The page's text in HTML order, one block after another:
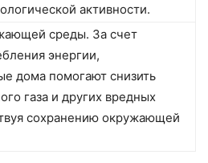
активности.
среды. За счет
энергии,
дома помогают снизить
газа и других вредных
сохранению окружающей